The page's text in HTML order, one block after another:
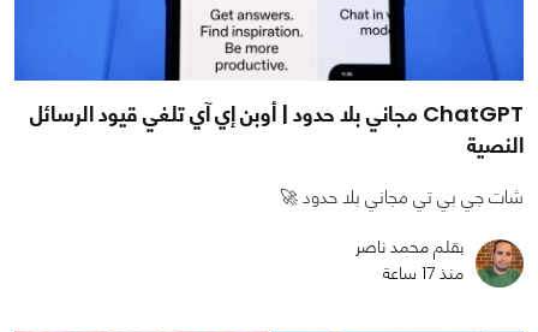
ChatGPT مجاني بلا حدود | أوبن إي آي تلغي قيود الرسائل
النصية
شات جي بي تي مجاني بلا حدود 🚀
بقلم محمد ناصر
منذ 17 ساعة